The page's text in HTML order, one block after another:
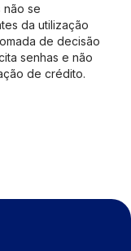
não se
da utilização
de decisão
senhas e não
de crédito.